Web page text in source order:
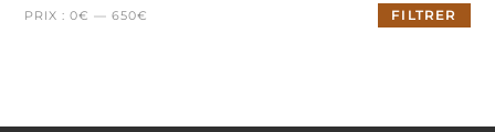
Prix
Prix
FILTRER
PRIX :0€ —650€